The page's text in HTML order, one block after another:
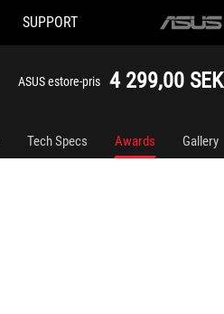
SUPPORT
ASUS
ASUS estore-pris 4 299,00 SEK
Tech Specs Awards Gallery